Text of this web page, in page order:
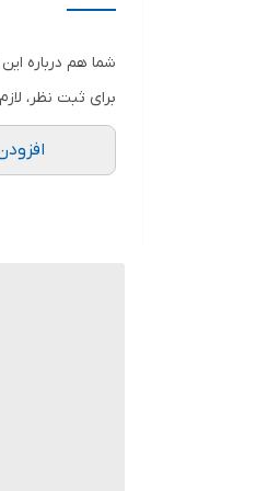
شما هم درباره
برای ثبت نظر،